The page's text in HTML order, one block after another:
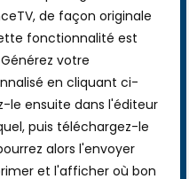
ou collègues de
partager une
de façon originale
fonctionnalité est
votre
en cliquant ci-
le ensuite dans l'éditeur
puis téléchargez-le